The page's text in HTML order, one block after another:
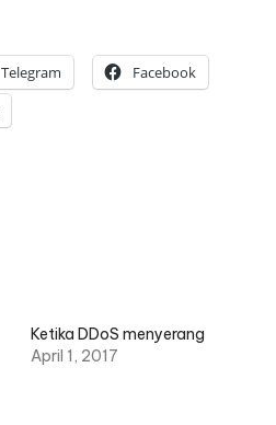
Telegram
Facebook
Ketika DDoS menyerang
April 1, 2017